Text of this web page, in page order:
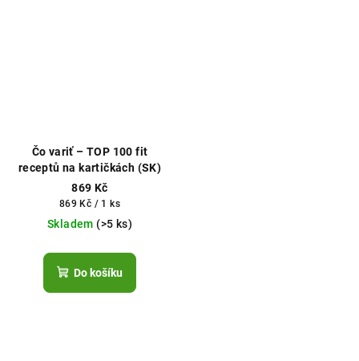
Čo variť – TOP 100 fit
receptů na kartičkách (SK)
869 Kč
Měrná
cena:
869 Kč / 1 ks
Skladem (>5 ks)
Do košíku